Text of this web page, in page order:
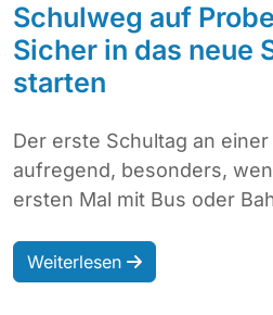
Schulweg auf
Sicher in das neue
starten
Der erste Schultag an
aufregend, besonders,
ersten Mal mit Bus oder
Weiterlesen